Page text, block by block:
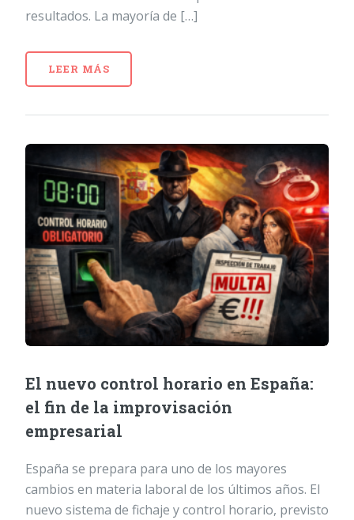
resultados. La mayoría de […]
LEER MÁS
El nuevo control horario en España:
el fin de la improvisación
empresarial
España se prepara para uno de los mayores
cambios en materia laboral de los últimos años. El
nuevo sistema de fichaje y control horario, previsto